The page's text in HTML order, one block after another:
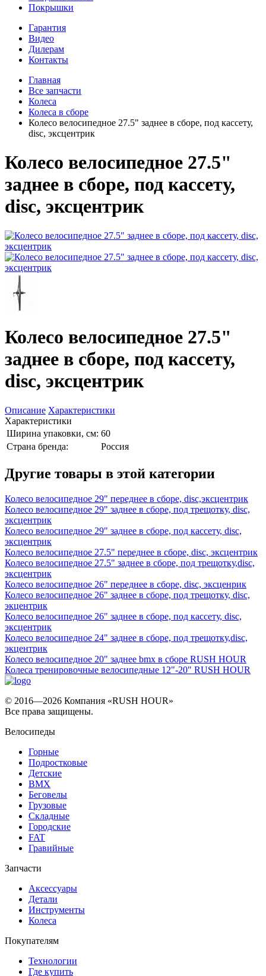
Покрышки
Гарантия
Видео
Дилерам
Контакты
Главная
Все запчасти
Колеса
Колеса в сборе
Колесо велосипедное 27.5" заднее в сборе, под кассету,
disc, эксцентрик
Колесо велосипедное 27.5"
заднее в сборе, под кассету,
disc, эксцентрик
Колесо велосипедное 27.5"
заднее в сборе, под кассету,
disc, эксцентрик
Описание Характеристики
Характеристики
Ширина упаковки, см: 60
Страна бренда:
Россия
Другие товары в этой категории
Колесо велосипедное 29" переднее в сборе, disc,эксцентрик
Колесо велосипедное 29" заднее в сборе, под трещотку, disc,
эксцентрик
Колесо велосипедное 29" заднее в сборе, под кассету, disc,
эксцентрик
Колесо велосипедное 27.5" переднее в сборе, disc, эксцентрик
Колесо велосипедное 27.5" заднее в сборе, под трещотку,disc,
эксцентрик
Колесо велосипедное 26" переднее в сборе, disc, эксценрик
Колесо велосипедное 26" заднее в сборе, под трещотку, disc,
экцентрик
Колесо велосипедное 26" заднее в сборе, под кассету, disc,
эксцентрик
Колесо велосипедное 24" заднее в сборе, под трещотку,disc,
экцентрик
Колесо велосипедное 20" заднее bmx в сборе RUSH HOUR
Колеса тренировочные велосипедные 12"-20" RUSH HOUR
© 2016—2026 Компания «RUSH HOUR»
Все права защищены.
Велосипеды
Горные
Подростковые
Детские
BMX
Беговелы
Грузовые
Складные
Городские
FAT
Гравийные
Запчасти
Аксессуары
Детали
Инструменты
Колеса
Покупателям
Технологии
Где купить